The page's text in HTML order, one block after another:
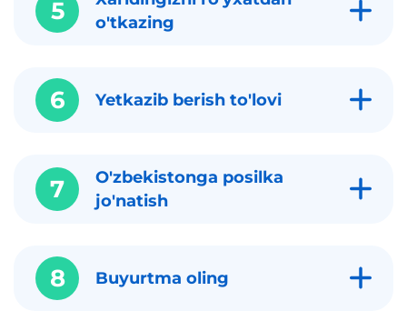
5
o'tkazing
6 Yetkazib berish to'lovi
7
O'zbekistonga posilka
jo'natish
8 Buyurtma oling